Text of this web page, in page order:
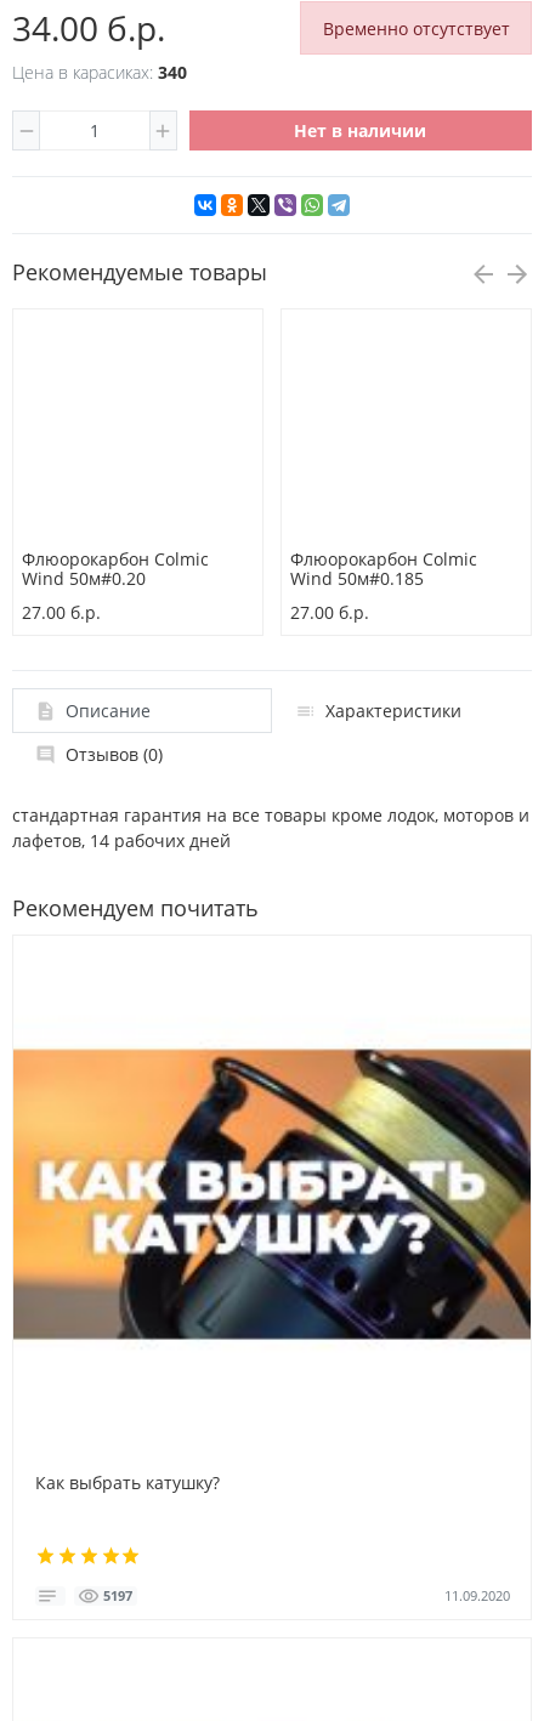
34.00 б.р.
Временно отсутствует
Цена в карасиках: 340
Нет в наличии
Рекомендуемые товары
Флюорокарбон Colmic
Wind 50м#0.20
27.00 б.р.
Флюорокарбон Colmic
Wind 50м#0.185
27.00 б.р.
Описание
Характеристики
Отзывов (0)
стандартная гарантия на все товары кроме лодок, моторов и
лафетов, 14 рабочих дней
Рекомендуем почитать
Как выбрать катушку?
5197 11.09.2020